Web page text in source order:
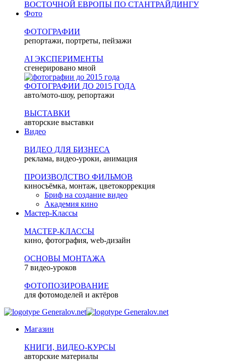
ВОСТОЧНОЙ ЕВРОПЫ ПО СТАНТРАЙДИНГУ
Фото
ФОТОГРАФИИ
репортажи, портреты, пейзажи
AI ЭКСПЕРИМЕНТЫ
сгенерировано мной
ФОТОГРАФИИ ДО 2015 ГОДА
авто/мото-шоу, репортажи
ВЫСТАВКИ
авторские выставки
Видео
ВИДЕО ДЛЯ БИЗНЕСА
реклама, видео-уроки, анимация
ПРОИЗВОДСТВО ФИЛЬМОВ
киносъёмка, монтаж, цветокоррекция
Бриф на создание видео
Академия кино
Мастер-Классы
МАСТЕР-КЛАССЫ
кино, фотография, web-дизайн
ОСНОВЫ МОНТАЖА
7 видео-уроков
ФОТОПОЗИРОВАНИЕ
для фотомоделей и актёров
Магазин
КНИГИ, ВИДЕО-КУРСЫ
авторские материалы